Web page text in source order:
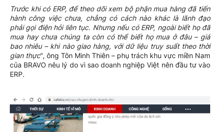
Trước khi có ERP, để theo dõi xem bộ phận mua hàng đã tiến
hành công việc chưa, chẳng có cách nào khác là lãnh đạo
phải gọi điện hỏi liên tục. Nhưng nếu có ERP, ngoài biết họ đã
mua hay chưa chúng ta còn có thể biết họ mua ở đâu – giá
bao nhiêu – khi nào giao hàng, với dữ liệu truy suất theo thời
gian thực", ông Tôn Minh Thiên – phụ trách khu vực miền Nam
của BRAVO nêu lý do vì sao doanh nghiệp Việt nên đầu tư vào
ERP.